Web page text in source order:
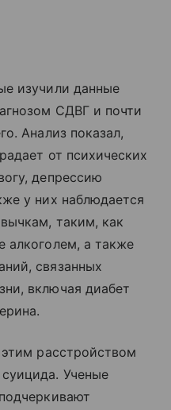
изучили данные
СДВГ и почти
Анализ показал,
от психических
депрессию
у них наблюдается
таким, как
алкоголем, а также
связанных
включая диабет
расстройством
Ученые